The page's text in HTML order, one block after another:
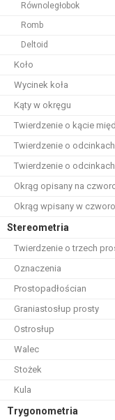
Równoległobok
Romb
Deltoid
Koło
Wycinek koła
Kąty w okręgu
Twierdzenie o kącie
Twierdzenie o
Twierdzenie o
Okrąg opisany na
Okrąg wpisany w
Stereometria
Twierdzenie o trzech
Oznaczenia
Prostopadłościan
Graniastosłup prosty
Ostrosłup
Walec
Stożek
Kula
Trygonometria